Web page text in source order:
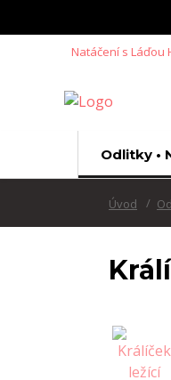
Natáčení s Láďou
Odlitky •
Úvod